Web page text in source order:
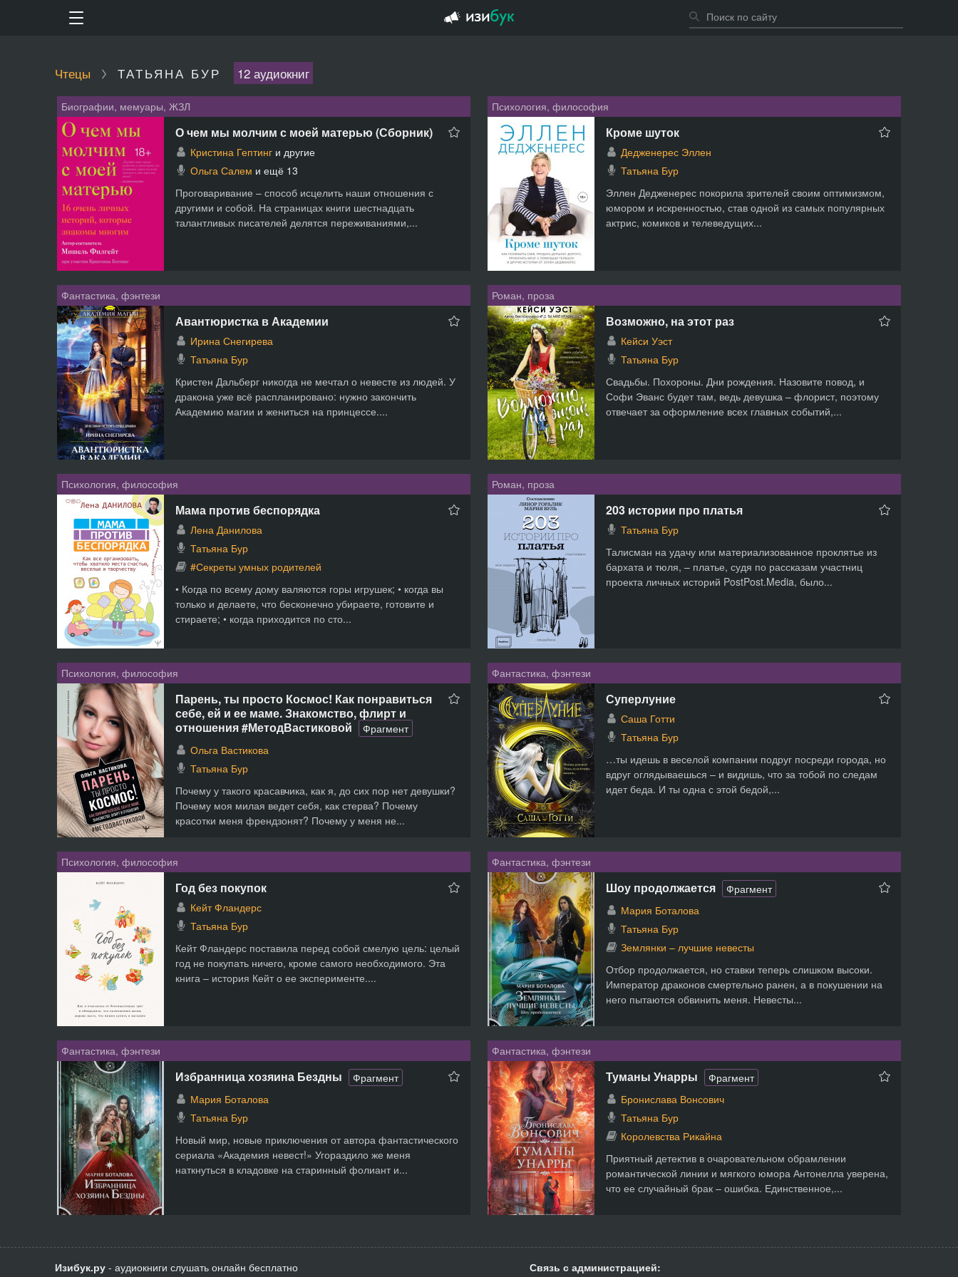
Чтецы ТАТЬЯНА БУР 12 аудиокниг
Биографии, мемуары, ЖЗЛ
О чем мы молчим с моей матерью (Сборник)
Кристина Гептинг и другие
Ольга Салем и ещё 13
Проговаривание – способ исцелить наши отношения с
другими и собой. На страницах книги шестнадцать
талантливых писателей делятся переживаниями,...
Психология, философия
Кроме шуток
Дедженерес Эллен
Татьяна Бур
Эллен Дедженерес покорила зрителей своим оптимизмом,
юмором и искренностью, став одной из самых популярных
актрис, комиков и телеведущих...
Фантастика, фэнтези
Авантюристка в Академии
Ирина Снегирева
Татьяна Бур
Кристен Дальберг никогда не мечтал о невесте из людей. У
дракона уже всё распланировано: нужно закончить
Академию магии и жениться на принцессе....
Роман, проза
Возможно, на этот раз
Кейси Уэст
Татьяна Бур
Свадьбы. Похороны. Дни рождения. Назовите повод, и
Софи Эванс будет там, ведь девушка – флорист, поэтому
отвечает за оформление всех главных событий,...
Психология, философия
Мама против беспорядка
Лена Данилова
Татьяна Бур
#Секреты умных родителей
• Когда по всему дому валяются горы игрушек; • когда вы
только и делаете, что бесконечно убираете, готовите и
стираете; • когда приходится по сто...
Роман, проза
203 истории про платья
Татьяна Бур
Талисман на удачу или материализованное проклятье из
бархата и тюля, – платье, судя по рассказам участниц
проекта личных историй PostPost.Media, было...
Психология, философия
Парень, ты просто Космос! Как понравиться
себе, ей и ее маме. Знакомство, флирт и
отношения #МетодВастиковой
Фрагмент
Ольга Вастикова
Татьяна Бур
Почему у такого красавчика, как я, до сих пор нет девушки?
Почему моя милая ведет себя, как стерва? Почему
красотки меня френдзонят? Почему у меня не...
Фантастика, фэнтези
Суперлуние
Саша Готти
Татьяна Бур
…ты идешь в веселой компании подруг посреди города, но
вдруг оглядываешься – и видишь, что за тобой по следам
идет беда. И ты одна с этой бедой,...
Психология, философия
Год без покупок
Кейт Фландерс
Татьяна Бур
Кейт Фландерс поставила перед собой смелую цель: целый
год не покупать ничего, кроме самого необходимого. Эта
книга – история Кейт о ее эксперименте....
Фантастика, фэнтези
Шоу продолжается
Фрагмент
Мария Боталова
Татьяна Бур
Землянки – лучшие невесты
Отбор продолжается, но ставки теперь слишком высоки.
Император драконов смертельно ранен, а в покушении на
него пытаются обвинить меня. Невесты...
Фантастика, фэнтези
Избранница хозяина Бездны
Фрагмент
Мария Боталова
Татьяна Бур
Новый мир, новые приключения от автора фантастического
сериала «Академия невест!» Угораздило же меня
наткнуться в кладовке на старинный фолиант и...
Фантастика, фэнтези
Туманы Унарры
Фрагмент
Бронислава Вонсович
Татьяна Бур
Королевства Рикайна
Приятный детектив в очаровательном обрамлении
романтической линии и мягкого юмора Антонелла уверена,
что ее случайный брак – ошибка. Единственное,...
Изибук.ру - аудиокниги слушать онлайн бесплатно
Связь с администрацией: